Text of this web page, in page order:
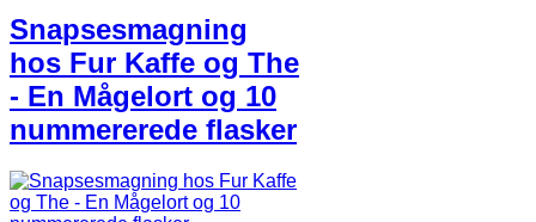
Snapsesmagning
hos Fur Kaffe og The
- En Mågelort og 10
nummererede flasker